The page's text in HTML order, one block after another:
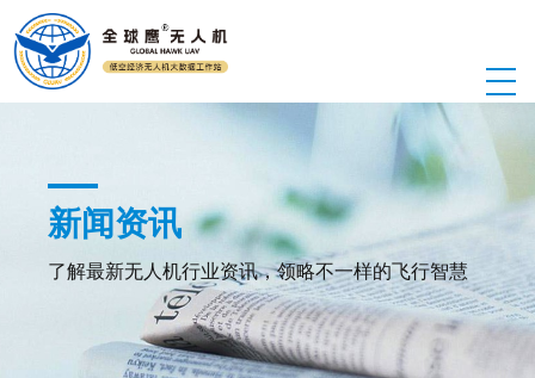
新闻资讯
了解最新无人机行业资讯，领略不一样的飞行智慧